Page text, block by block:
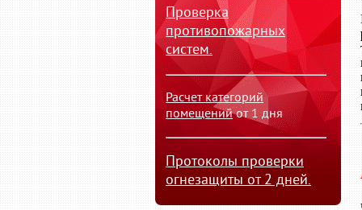
Проверка
противопожарных
систем.
Расчет категорий
помещенийот 1 дня
Протоколы проверки
огнезащиты от 2 дней.